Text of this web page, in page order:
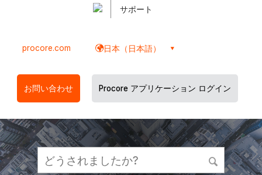
サポート
procore.com 日本（日本語）
お問い合わせ Procore アプリケーション ログイン